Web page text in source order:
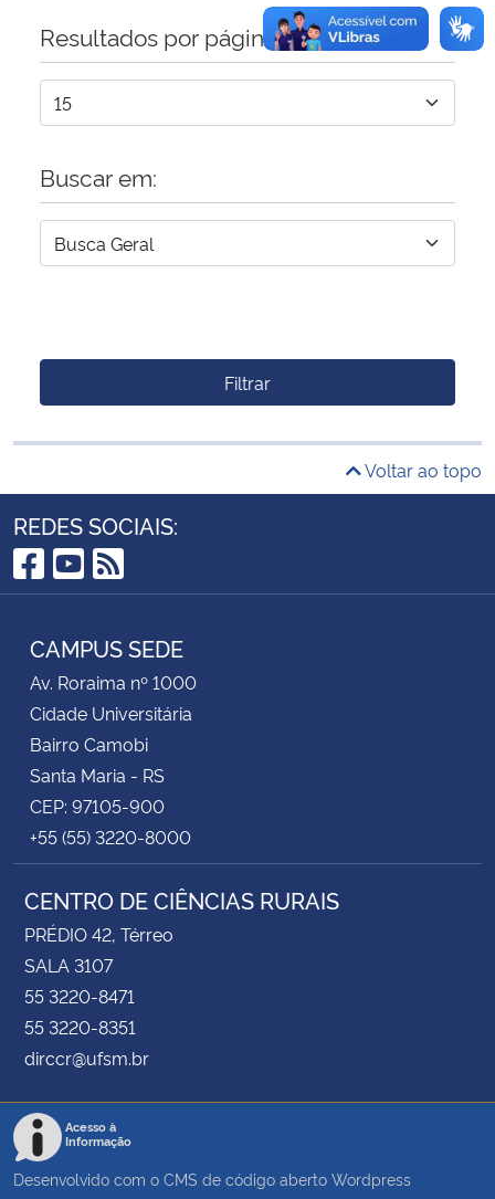
Resultados por página:
Buscar em:
Filtrar
Voltar ao topo
REDES SOCIAIS:
Facebook
YouTube
RSS
CAMPUS SEDE
Av. Roraima nº 1000
Cidade Universitária
Bairro Camobi
Santa Maria - RS
CEP: 97105-900
+55 (55) 3220-8000
CENTRO DE CIÊNCIAS RURAIS
PRÉDIO 42, Térreo
SALA 3107
55 3220-8471
55 3220-8351
dirccr@ufsm.br
Acesso à
Informação
Desenvolvido com o CMS de código aberto Wordpress